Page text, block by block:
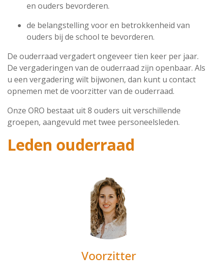
en ouders bevorderen.
de belangstelling voor en betrokkenheid van
ouders bij de school te bevorderen.
De ouderraad vergadert ongeveer tien keer per jaar.
De vergaderingen van de ouderraad zijn openbaar. Als
u een vergadering wilt bijwonen, dan kunt u contact
opnemen met de voorzitter van de ouderraad.
Onze ORO bestaat uit 8 ouders uit verschillende
groepen, aangevuld met twee personeelsleden.
Leden ouderraad
Voorzitter